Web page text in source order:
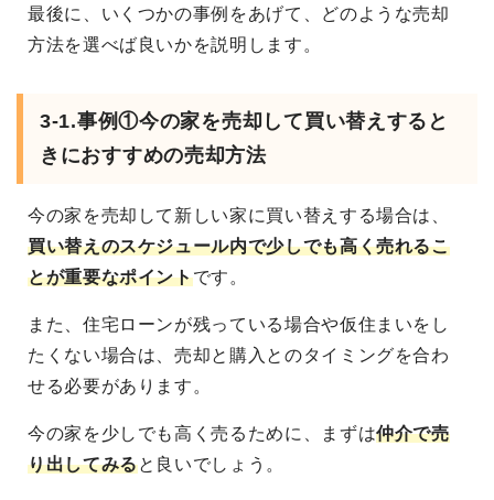
最後に、いくつかの事例をあげて、どのような売却
方法を選べば良いかを説明します。
3-1.事例①今の家を売却して買い替えすると
きにおすすめの売却方法
今の家を売却して新しい家に買い替えする場合は、
買い替えのスケジュール内で少しでも高く売れるこ
とが重要なポイントです。
また、住宅ローンが残っている場合や仮住まいをし
たくない場合は、売却と購入とのタイミングを合わ
せる必要があります。
今の家を少しでも高く売るために、まずは仲介で売
り出してみると良いでしょう。